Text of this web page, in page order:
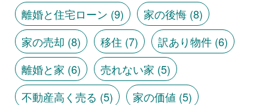
離婚と住宅ローン (9) 家の後悔(8)
家の売却 (8) 移住 (7) 訳あり物件(6)
離婚と家 (6) 売れない家 (5)
不動産高く売る (5) 家の価値 (5)